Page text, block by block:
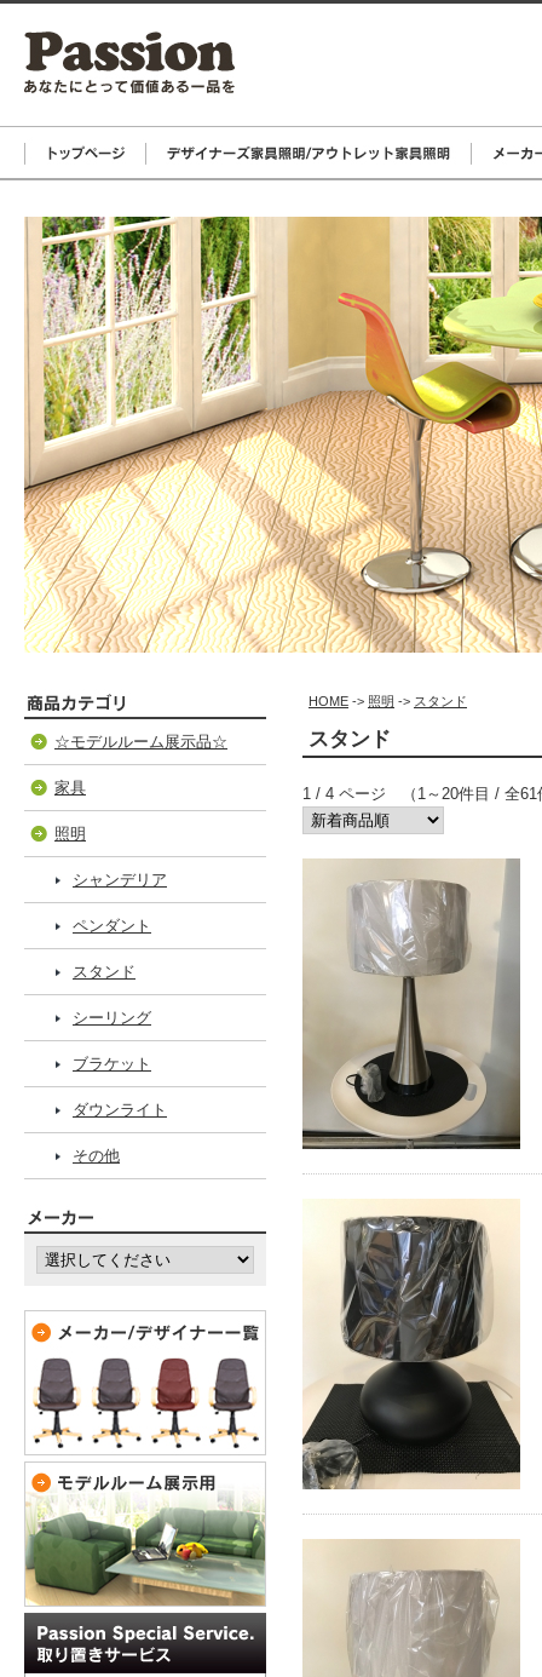
☆モデルルーム展示品☆
家具
照明
シャンデリア
ペンダント
スタンド
シーリング
ブラケット
ダウンライト
その他
HOME -> 照明 -> スタンド
スタンド
1 / 4 ページ （1～20件目 / 全61